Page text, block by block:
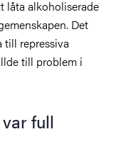
låta alkoholiserade
Det
till repressiva
till problem i
full